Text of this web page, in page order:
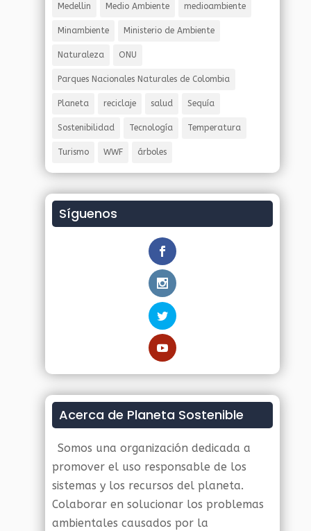
Medellin Medio Ambiente medioambiente
Minambiente Ministerio de Ambiente
Naturaleza ONU
Parques Nacionales Naturales de Colombia
Planeta reciclaje salud Sequía
Sostenibilidad Tecnología Temperatura
Turismo WWF árboles
Síguenos
Acerca de Planeta Sostenible
Somos una organización dedicada a
promover el uso responsable de los
sistemas y los recursos del planeta.
Colaborar en solucionar los problemas
ambientales causados por la